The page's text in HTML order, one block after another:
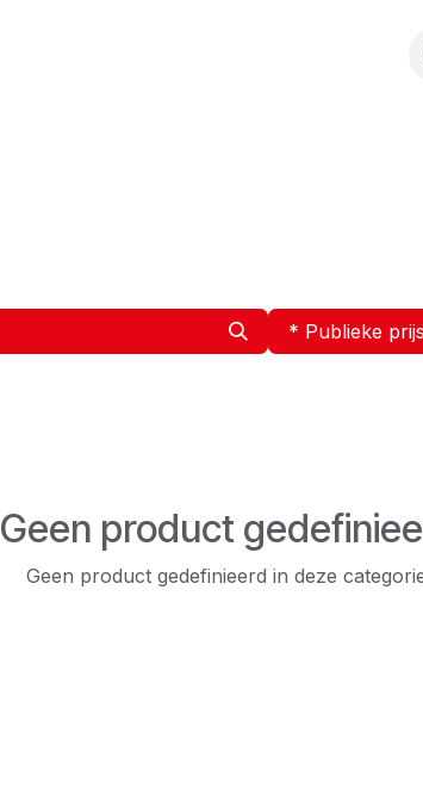
* Publieke
Geen product
Geen product gedefinieerd in deze